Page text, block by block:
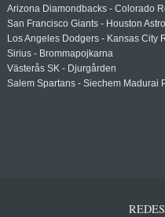
Arizona Diamondbacks - Colorado
San Francisco Giants - Houston
Los Angeles Dodgers - Kansas City
Sirius - Brommapojkarna
Västerås SK - Djurgården
Salem Spartans - Siechem Madurai